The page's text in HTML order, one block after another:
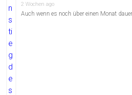
2 Wochen ago
Auch wenn es noch über einen Monat